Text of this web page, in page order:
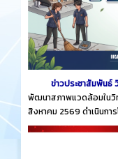
ข่าวประชาสัมพันธ์
พัฒนาสภาพแวดล้อมในวิท
สิงหาคม 2569 ดำเนินก